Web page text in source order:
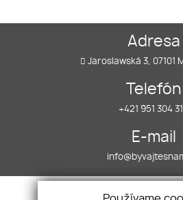
Adresa
Jaroslawská 3, 07101
Telefón
+421 951 304
E-mail